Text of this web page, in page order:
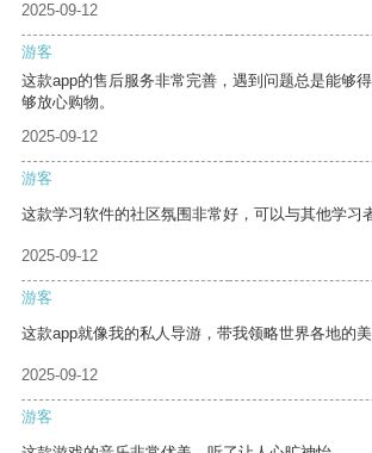
2025-09-12
游客
这款app的售后服务非常完善，遇到问题总是能够
够放心购物。
2025-09-12
游客
这款学习软件的社区氛围非常好，可以与其他学习
2025-09-12
游客
这款app就像我的私人导游，带我领略世界各地的美
2025-09-12
游客